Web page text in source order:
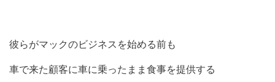
彼らがマックのビジネスを始める前も
車で来た顧客に車に乗ったまま食事を提供する